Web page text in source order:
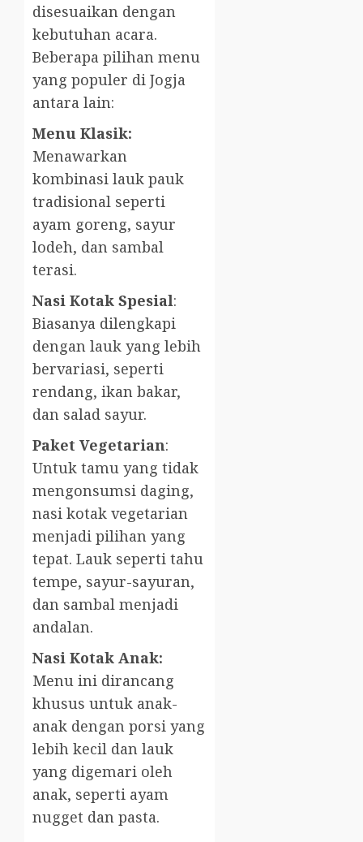
disesuaikan dengan
kebutuhan acara.
Beberapa pilihan menu
yang populer di Jogja
antara lain:
Menu Klasik:
Menawarkan
kombinasi lauk pauk
tradisional seperti
ayam goreng, sayur
lodeh, dan sambal
terasi.
Nasi Kotak Spesial:
Biasanya dilengkapi
dengan lauk yang lebih
bervariasi, seperti
rendang, ikan bakar,
dan salad sayur.
Paket Vegetarian:
Untuk tamu yang tidak
mengonsumsi daging,
nasi kotak vegetarian
menjadi pilihan yang
tepat. Lauk seperti tahu
tempe, sayur-sayuran,
dan sambal menjadi
andalan.
Nasi Kotak Anak:
Menu ini dirancang
khusus untuk anak-
anak dengan porsi yang
lebih kecil dan lauk
yang digemari oleh
anak, seperti ayam
nugget dan pasta.